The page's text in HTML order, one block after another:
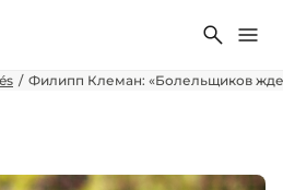
Поиск
Филипп Клеман: «Болельщиков